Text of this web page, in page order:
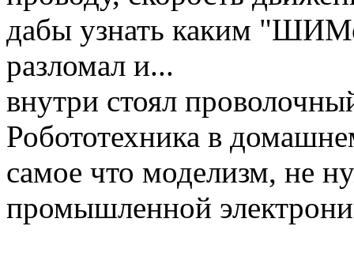
дабы узнать каким
разломал и...
внутри стоял
Робототехника в
самое что моделизм, не
промышленной